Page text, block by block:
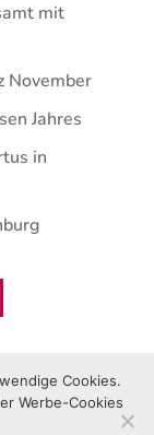
mit
November
Jahres
in
Cookies.
Werbe-Cookies